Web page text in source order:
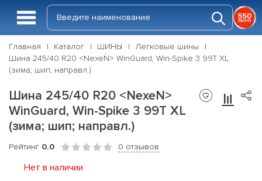
Главная Каталог ШИНЫ
Легковые шины
Шина 245/40 R20 <NexeN> WinGuard, Win-Spike 3 99T XL
(зима; шип; направл.)
Шина 245/40 R20 <NexeN>
WinGuard, Win-Spike 3 99T XL
(зима; шип; направл.)
Рейтинг 0.0 0 отзывов
Нет в наличии